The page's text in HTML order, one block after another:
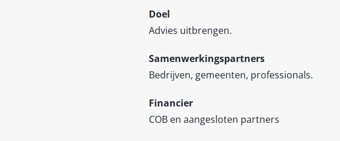
Doel
Advies uitbrengen.
Samenwerkingspartners
Bedrijven, gemeenten, professionals.
Financier
COB en aangesloten partners